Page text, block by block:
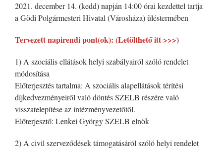
2021. december 14. (kedd) napján 14:00 órai kezdettel tartja
a Gödi Polgármesteri Hivatal (Városháza) üléstermében
Tervezett napirendi pont(ok): (Letölthető itt >>>)
1) A szociális ellátások helyi szabályairól szóló rendelet
módosítása
Előterjesztés tartalma: A szociális alapellátások térítési
díjkedvezményeiről való döntés SZELB részére való
visszatelepítése az intézményvezetőtől.
Előterjesztő: Lenkei György SZELB elnök
2) A civil szerveződések támogatásáról szóló helyi rendelet